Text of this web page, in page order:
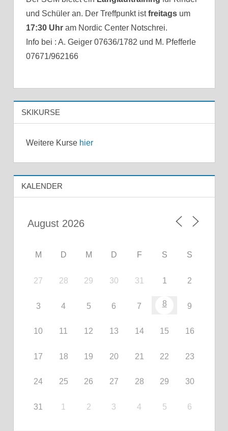
und Schüler an. Der Treffpunkt istfreitagsum
17:30 Uhram Nordic Center Notschrei.
Info bei : A. Geiger 07636/1782 und M. Pfefferle
07671/962166
SKIKURSE
Weitere Kurse hier
KALENDER
M D M D F S S
27 28 29 30 31 1 2
3 4 5 6 7 8 9
10 11 12 13 14 15 16
17 18 19 20 21 22 23
24 25 26 27 28 29 30
31 1 2 3 4 5 6